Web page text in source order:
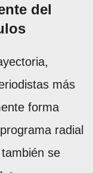
del
más
forma
radial
se